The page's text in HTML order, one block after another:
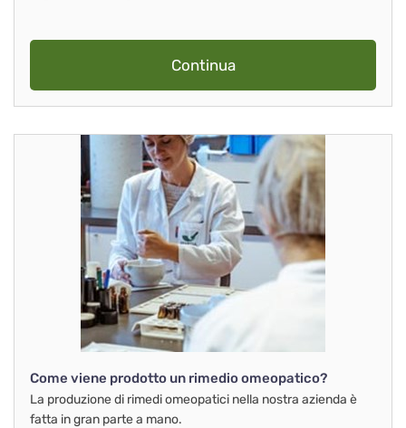
Continua
Come viene prodotto un rimedio omeopatico?
La produzione di rimedi omeopatici nella nostra azienda è
fatta in gran parte a mano.